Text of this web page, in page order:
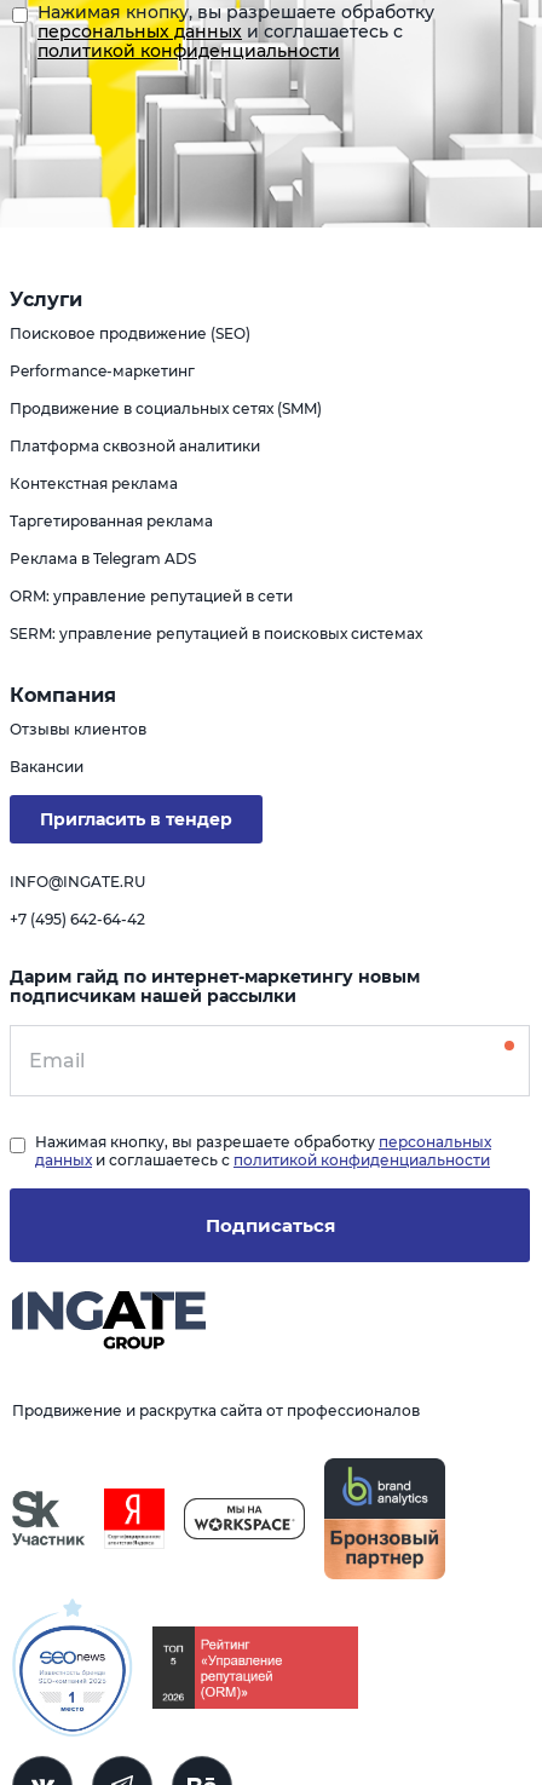
Нажимая кнопку, вы разрешаете обработку
персональных данных и соглашаетесь с
политикой конфиденциальности
Продвижение и раскрутка сайта от профессионалов
Услуги
Поисковое продвижение (SEO)
Performance-маркетинг
Продвижение в социальных сетях (SMM)
Платформа сквозной аналитики
Контекстная реклама
Таргетированная реклама
Реклама в Telegram ADS
ORM: управление репутацией в сети
SERM: управление репутацией в поисковых системах
Компания
Отзывы клиентов
Вакансии
Пригласить в тендер
INFO@INGATE.RU
+7 (495) 642-64-42
Дарим гайд по интернет-маркетингу новым
подписчикам нашей рассылки
Подписаться
Нажимая кнопку, вы разрешаете обработку персональных
данных и соглашаетесь с политикой конфиденциальности